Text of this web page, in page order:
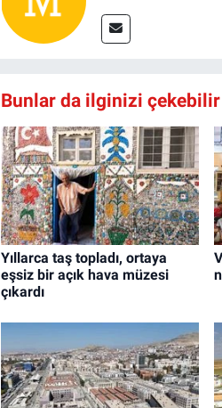
Bunlar da ilginizi çekebilir
Yıllarca taş topladı, ortaya
eşsiz bir açık hava müzesi
çıkardı